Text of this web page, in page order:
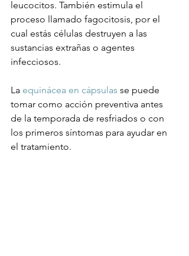
leucocitos. También estimula el
proceso llamado fagocitosis, por el
cual estás células destruyen a las
sustancias extrañas o agentes
infecciosos.
La equinácea en cápsulas se puede
tomar como acción preventiva antes
de la temporada de resfriados o con
los primeros síntomas para ayudar en
el tratamiento.